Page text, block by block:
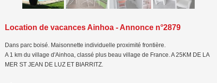
Location de vacances Ainhoa - Annonce n°2879
Dans parc boisé. Maisonnette individuelle proximité frontière.
A 1 km du village d'Ainhoa, classé plus beau village de France. A 25KM DE LA
MER ST JEAN DE LUZ ET BIARRITZ.